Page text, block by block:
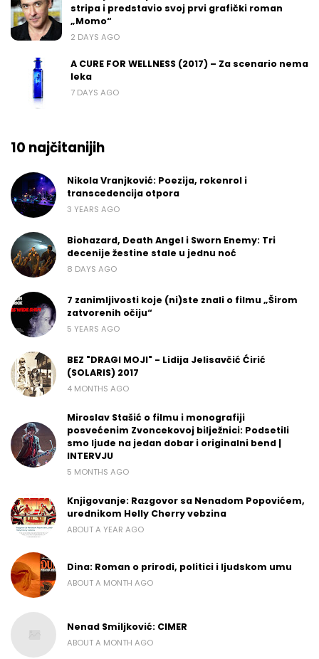
stripa i predstavio svoj prvi grafički roman
„Momo“
2 DAYS AGO
A CURE FOR WELLNESS (2017) – Za scenario nema
leka
7 DAYS AGO
10 najčitanijih
Nikola Vranjković: Poezija, rokenrol i
transcedencija otpora
3 YEARS AGO
Biohazard, Death Angel i Sworn Enemy: Tri
decenije žestine stale u jednu noć
8 DAYS AGO
7 zanimljivosti koje (ni)ste znali o filmu „Širom
zatvorenih očiju“
5 YEARS AGO
BEZ "DRAGI MOJI" - Lidija Jelisavčić Ćirić
(SOLARIS) 2017
4 MONTHS AGO
Miroslav Stašić o filmu i monografiji
posvećenim Zvoncekovoj bilježnici: Podsetili
smo ljude na jedan dobar i originalni bend |
INTERVJU
5 MONTHS AGO
Knjigovanje: Razgovor sa Nenadom Popovićem,
urednikom Helly Cherry vebzina
ABOUT A YEAR AGO
Dina: Roman o prirodi, politici i ljudskom umu
ABOUT A MONTH AGO
Nenad Smiljković: CIMER
ABOUT A MONTH AGO